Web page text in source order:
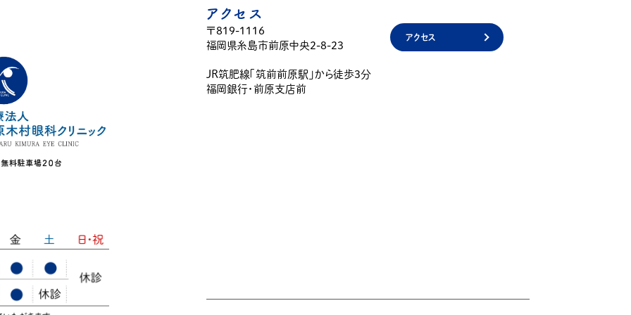
アクセス
〒819-1116
福岡県糸島市前原中央2-8-23
JR筑肥線「筑前前原駅」から徒歩3分
福岡銀行・前原支店前
アクセス